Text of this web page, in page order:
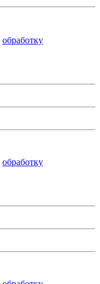
обработку
обработку